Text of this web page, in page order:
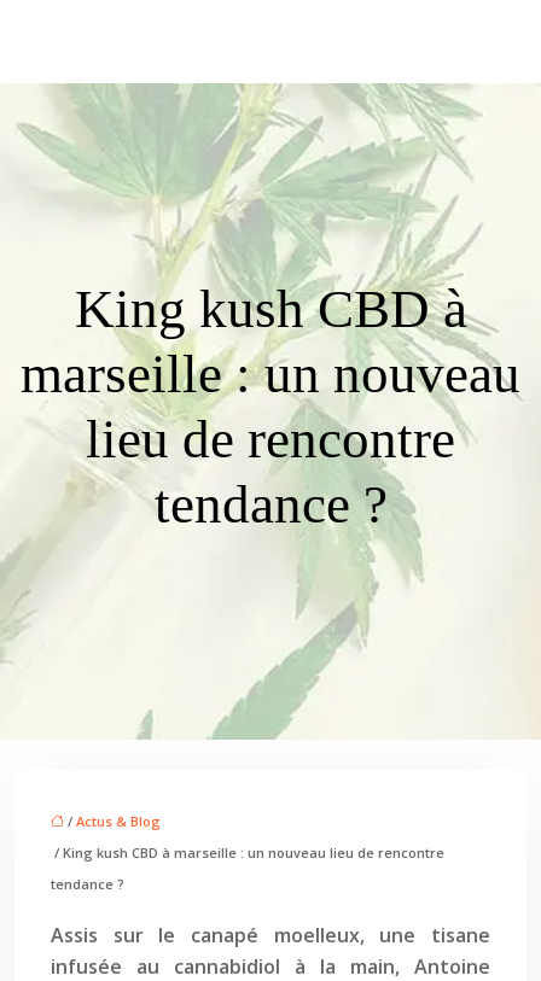
King kush CBD à
marseille : un nouveau
lieu de rencontre
tendance ?
/ Actus & Blog
/ King kush CBD à marseille : un nouveau lieu de rencontre
tendance ?
Assis sur le canapé moelleux, une tisane
infusée au cannabidiol à la main, Antoine